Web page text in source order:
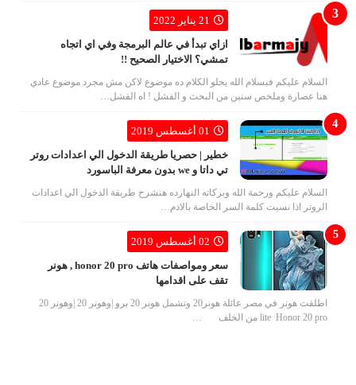
21 يناير 2022
ازاي تبدأ في عالم البرمجة وفي اي اتجاه
تمشي؟ الاختيار الصحيح !!
السلام عليكم فبسلام الله يحلو الكلام ده موضوع لاكن مش مجرد موضوع عادي
هنا عصارة وملخص سنين من البحث و الفشل ! اه الفشل…
01 أغسطس 2019
خطير | حصريا طريقة الدخول الي اعدادات روتر
تي داتا و we بدون معرفة الباسورد
السلام عليكم ورحمة الله وبركاته النهارده هنشرح طريقة الدخول الي اعدادات
الروتر اذا نسيت كلمة السر الخاصة بالادم…
02 أغسطس 2019
سعر ومواصفات هاتف honor 20 pro , هونر
تقف على اقدامها
اطلقت هونر في مصر عائلة هونر20 وتشمل هونر 20 برو |وهونر 20 |وهونر 20
lite Honor 20 pro من الخلف …